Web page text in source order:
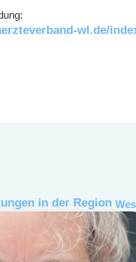
wl.de/
in der Region